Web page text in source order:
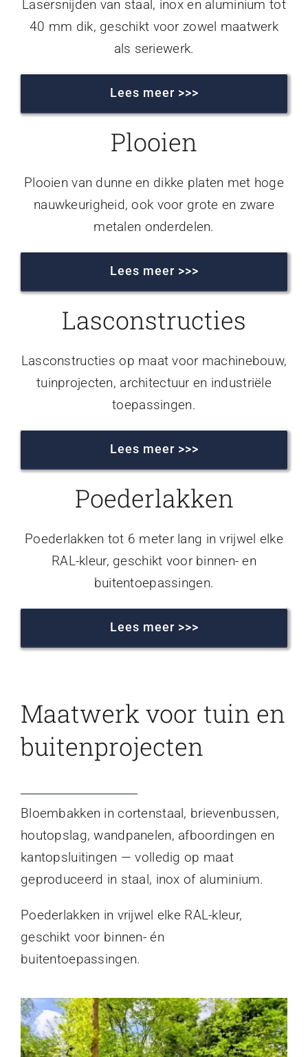
Lasersnijden van staal, inox en aluminium tot
40 mm dik, geschikt voor zowel maatwerk
als seriewerk.
Lees meer >>>
Plooien
Plooien van dunne en dikke platen met hoge
nauwkeurigheid, ook voor grote en zware
metalen onderdelen.
Lees meer >>>
Lasconstructies
Lasconstructies op maat voor machinebouw,
tuinprojecten, architectuur en industriële
toepassingen.
Lees meer >>>
Poederlakken
Poederlakken tot 6 meter lang in vrijwel elke
RAL-kleur, geschikt voor binnen- en
buitentoepassingen.
Lees meer >>>
Maatwerk voor tuin en
buitenprojecten
Bloembakken in cortenstaal, brievenbussen,
houtopslag, wandpanelen, afboordingen en
kantopsluitingen — volledig op maat
geproduceerd in staal, inox of aluminium.
Poederlakken in vrijwel elke RAL-kleur,
geschikt voor binnen- én
buitentoepassingen.